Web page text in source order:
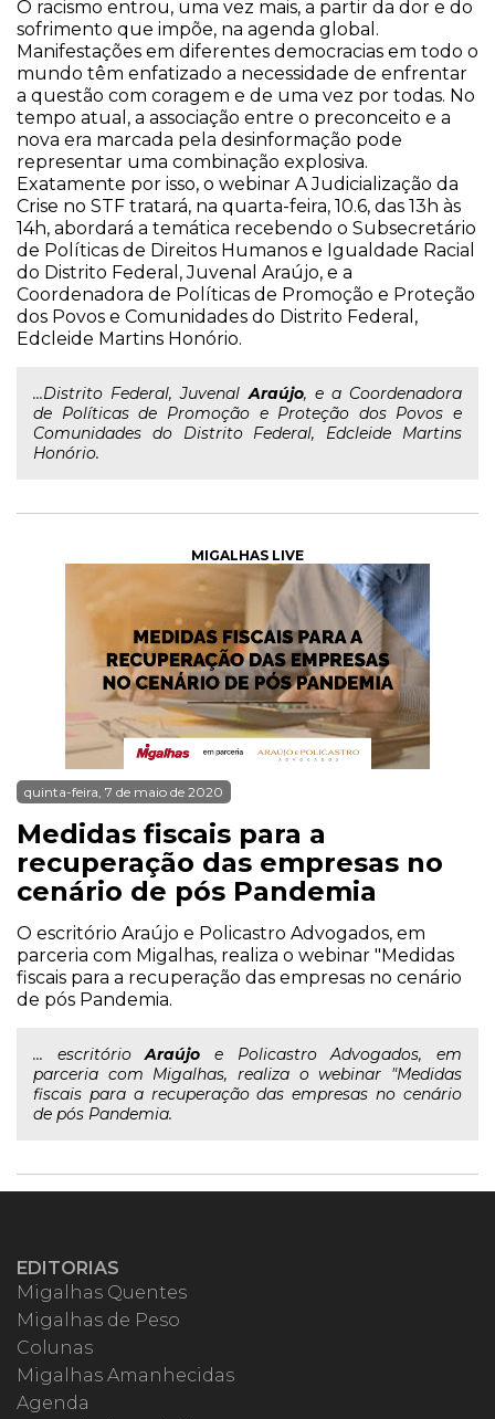
O racismo entrou, uma vez mais, a partir da dor e do
sofrimento que impõe, na agenda global.
Manifestações em diferentes democracias em todo o
mundo têm enfatizado a necessidade de enfrentar
a questão com coragem e de uma vez por todas. No
tempo atual, a associação entre o preconceito e a
nova era marcada pela desinformação pode
representar uma combinação explosiva.
Exatamente por isso, o webinar A Judicialização da
Crise no STF tratará, na quarta-feira, 10.6, das 13h às
14h, abordará a temática recebendo o Subsecretário
de Políticas de Direitos Humanos e Igualdade Racial
do Distrito Federal, Juvenal Araújo, e a
Coordenadora de Políticas de Promoção e Proteção
dos Povos e Comunidades do Distrito Federal,
Edcleide Martins Honório.
...Distrito Federal, JuvenalAraújo, e a Coordenadora
de Políticas de Promoção e Proteção dos Povos e
Comunidades do Distrito Federal, Edcleide Martins
Honório.
MIGALHAS LIVE
quinta-feira, 7 de maio de 2020
Medidas fiscais para a
recuperação das empresas no
cenário de pós Pandemia
O escritório Araújo e Policastro Advogados, em
parceria com Migalhas, realiza o webinar "Medidas
fiscais para a recuperação das empresas no cenário
de pós Pandemia.
... escritórioAraújo e Policastro Advogados, em
parceria com Migalhas, realiza o webinar "Medidas
fiscais para a recuperação das empresas no cenário
de pós Pandemia.
EDITORIAS
Migalhas Quentes
Migalhas de Peso
Colunas
Migalhas Amanhecidas
Agenda